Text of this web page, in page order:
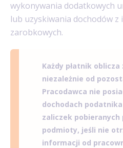
wykonywania dodatkowych
lub uzyskiwania dochodów z
zarobkowych.
Każdy płatnik
niezależnie od
Pracodawca nie
dochodach
zaliczek pobieranych
podmioty, jeśli nie
informacji od